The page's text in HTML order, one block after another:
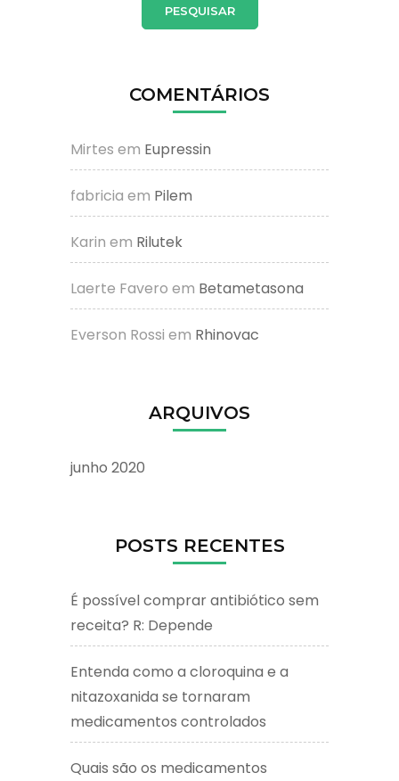
COMENTÁRIOS
Mirtes em Eupressin
fabricia em Pilem
Karin em Rilutek
Laerte Favero em Betametasona
Everson Rossi em Rhinovac
ARQUIVOS
junho 2020
POSTS RECENTES
É possível comprar antibiótico sem
receita? R: Depende
Entenda como a cloroquina e a
nitazoxanida se tornaram
medicamentos controlados
Quais são os medicamentos